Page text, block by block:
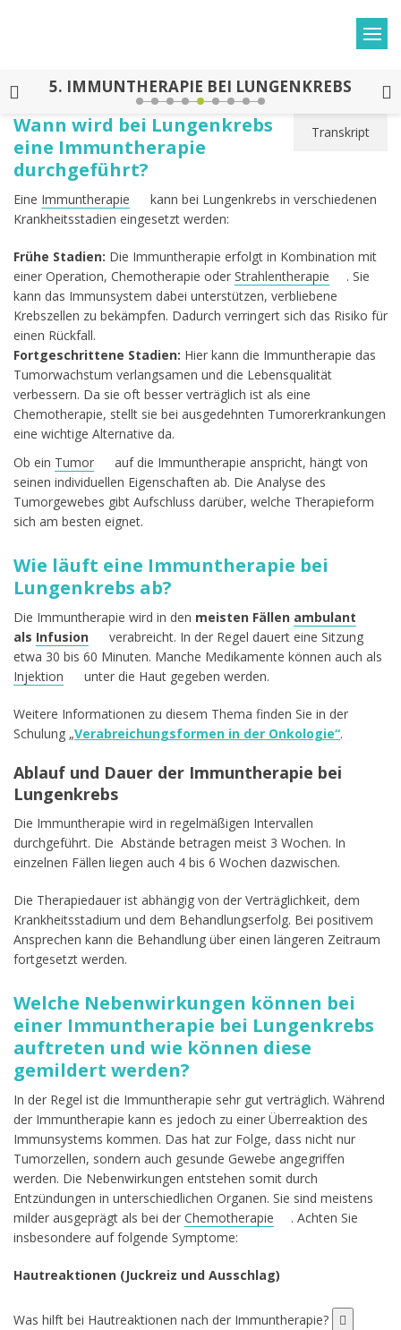
5. IMMUNTHERAPIE BEI LUNGENKREBS
Transkript
Wann wird bei Lungenkrebs
eine Immuntherapie
durchgeführt?
Eine Immuntherapie
kann bei Lungenkrebs in verschiedenen
Krankheitsstadien eingesetzt werden:
Frühe Stadien: Die Immuntherapie erfolgt in Kombination mit
einer Operation, Chemotherapie oder Strahlentherapie
. Sie
kann das Immunsystem dabei unterstützen, verbliebene
Krebszellen zu bekämpfen. Dadurch verringert sich das Risiko für
einen Rückfall.
Fortgeschrittene Stadien: Hier kann die Immuntherapie das
Tumorwachstum verlangsamen und die Lebensqualität
verbessern. Da sie oft besser verträglich ist als eine
Chemotherapie, stellt sie bei ausgedehnten Tumorerkrankungen
eine wichtige Alternative da.
Ob ein Tumor
auf die Immuntherapie anspricht, hängt von
seinen individuellen Eigenschaften ab. Die Analyse des
Tumorgewebes gibt Aufschluss darüber, welche Therapieform
sich am besten eignet.
Wie läuft eine Immuntherapie bei
Lungenkrebs ab?
Die Immuntherapie wird in den meisten Fällen ambulant
als Infusion
verabreicht. In der Regel dauert eine Sitzung
etwa 30 bis 60 Minuten. Manche Medikamente können auch als
Injektion
unter die Haut gegeben werden.
Weitere Informationen zu diesem Thema finden Sie in der
Schulung „Verabreichungsformen in der Onkologie“.
Ablauf und Dauer der Immuntherapie bei
Lungenkrebs
Die Immuntherapie wird in regelmäßigen Intervallen
durchgeführt. Die Abstände betragen meist 3 Wochen. In
einzelnen Fällen liegen auch 4 bis 6 Wochen dazwischen.
Die Therapiedauer ist abhängig von der Verträglichkeit, dem
Krankheitsstadium und dem Behandlungserfolg. Bei positivem
Ansprechen kann die Behandlung über einen längeren Zeitraum
fortgesetzt werden.
Welche Nebenwirkungen können bei
einer Immuntherapie bei Lungenkrebs
auftreten und wie können diese
gemildert werden?
In der Regel ist die Immuntherapie sehr gut verträglich. Während
der Immuntherapie kann es jedoch zu einer Überreaktion des
Immunsystems kommen. Das hat zur Folge, dass nicht nur
Tumorzellen, sondern auch gesunde Gewebe angegriffen
werden. Die Nebenwirkungen entstehen somit durch
Entzündungen in unterschiedlichen Organen. Sie sind meistens
milder ausgeprägt als bei der Chemotherapie
. Achten Sie
insbesondere auf folgende Symptome:
Hautreaktionen (Juckreiz und Ausschlag)
Was hilft bei Hautreaktionen nach der Immuntherapie?